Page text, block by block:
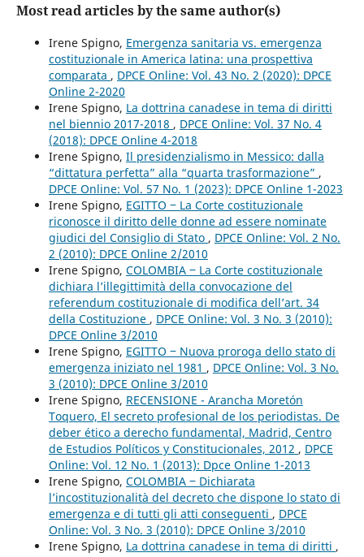
Most read articles by the same author(s)
Irene Spigno, Emergenza sanitaria vs. emergenza
costituzionale in America latina: una prospettiva
comparata , DPCE Online: Vol. 43 No. 2 (2020): DPCE
Online 2-2020
Irene Spigno, La dottrina canadese in tema di diritti
nel biennio 2017-2018 , DPCE Online: Vol. 37 No. 4
(2018): DPCE Online 4-2018
Irene Spigno, Il presidenzialismo in Messico: dalla
“dittatura perfetta” alla “quarta trasformazione” ,
DPCE Online: Vol. 57 No. 1 (2023): DPCE Online 1-2023
Irene Spigno, EGITTO ‒ La Corte costituzionale
riconosce il diritto delle donne ad essere nominate
giudici del Consiglio di Stato , DPCE Online: Vol. 2 No.
2 (2010): DPCE Online 2/2010
Irene Spigno, COLOMBIA ‒ La Corte costituzionale
dichiara l’illegittimità della convocazione del
referendum costituzionale di modifica dell’art. 34
della Costituzione , DPCE Online: Vol. 3 No. 3 (2010):
DPCE Online 3/2010
Irene Spigno, EGITTO ‒ Nuova proroga dello stato di
emergenza iniziato nel 1981 , DPCE Online: Vol. 3 No.
3 (2010): DPCE Online 3/2010
Irene Spigno, RECENSIONE - Arancha Moretón
Toquero, El secreto profesional de los periodistas. De
deber ético a derecho fundamental, Madrid, Centro
de Estudios Políticos y Constitucionales, 2012 , DPCE
Online: Vol. 12 No. 1 (2013): Dpce Online 1-2013
Irene Spigno, COLOMBIA ‒ Dichiarata
l’incostituzionalità del decreto che dispone lo stato di
emergenza e di tutti gli atti conseguenti , DPCE
Online: Vol. 3 No. 3 (2010): DPCE Online 3/2010
Irene Spigno, La dottrina canadese in tema di diritti ,